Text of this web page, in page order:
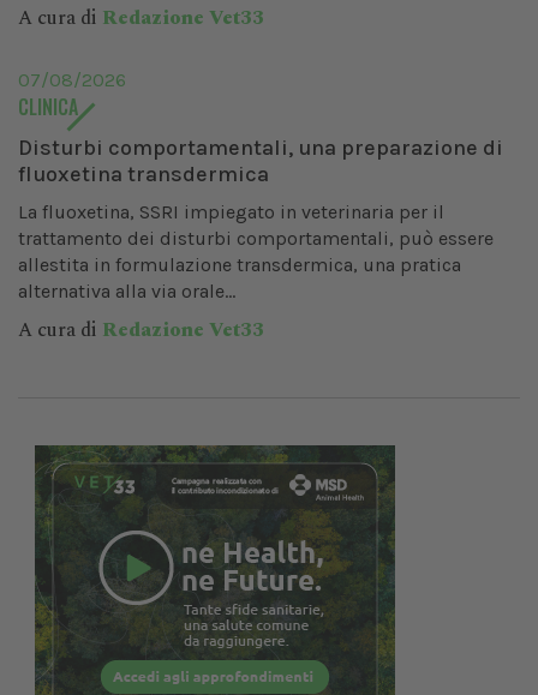
A cura di Redazione Vet33
07/08/2026
CLINICA
Disturbi comportamentali, una preparazione di
fluoxetina transdermica
La fluoxetina, SSRI impiegato in veterinaria per il
trattamento dei disturbi comportamentali, può essere
allestita in formulazione transdermica, una pratica
alternativa alla via orale...
A cura di Redazione Vet33